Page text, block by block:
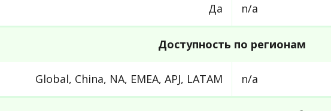
Да n/a
Доступность по регионам
Global, China, NA, EMEA, APJ, LATAM n/a